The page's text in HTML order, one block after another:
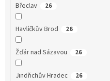
Břeclav 26
Havlíčkův Brod 26
Žďár nad Sázavou 26
Jindřichův Hradec 26